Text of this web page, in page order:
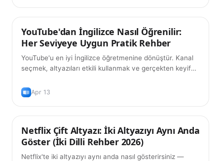
İpuçları
YouTube'dan İngilizce Nasıl Öğrenilir:
Her Seviyeye Uygun Pratik Rehber
YouTube'u en iyi İngilizce öğretmenine dönüştür. Kanal
seçmek, altyazıları etkili kullanmak ve gerçekten keyif
bir rehber.
Apr 13
İpuçları
Netflix Çift Altyazı: İki Altyazıyı Aynı Anda
Göster (İki Dilli Rehber 2026)
Netflix'te iki altyazıyı aynı anda nasıl gösterirsiniz —